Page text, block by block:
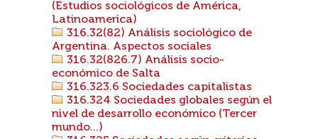
(Estudios sociológicos de América,
Latinoamerica)
316.32(82) Análisis sociológico de
Argentina. Aspectos sociales
316.32(826.7) Análisis socio-
económico de Salta
316.323.6 Sociedades capitalistas
316.324 Sociedades globales según el
nivel de desarrollo económico (Tercer
mundo...)